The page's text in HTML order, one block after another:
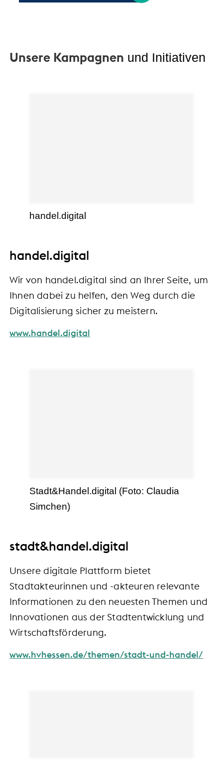
Unsere Kampagnen und Initiativen
handel.digital
handel.digital
Wir von handel.digital sind an Ihrer Seite, um
Ihnen dabei zu helfen, den Weg durch die
Digitalisierung sicher zu meistern.
www.handel.digital
Stadt&Handel.digital (Foto: Claudia
Simchen)
stadt&handel.digital
Unsere digitale Plattform bietet
Stadtakteurinnen und -akteuren relevante
Informationen zu den neuesten Themen und
Innovationen aus der Stadtentwicklung und
Wirtschaftsförderung.
www.hvhessen.de/themen/stadt-und-handel/